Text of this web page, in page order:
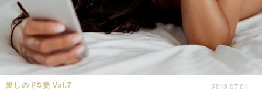
愛しのドS妻 Vol.7 2018.07.01